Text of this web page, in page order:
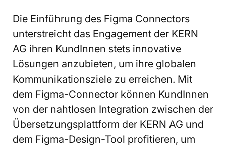
Die Einführung des Figma Connectors
unterstreicht das Engagement der KERN
AG ihren KundInnen stets innovative
Lösungen anzubieten, um ihre globalen
Kommunikationsziele zu erreichen. Mit
dem Figma-Connector können KundInnen
von der nahtlosen Integration zwischen der
Übersetzungsplattform der KERN AG und
dem Figma-Design-Tool profitieren, um